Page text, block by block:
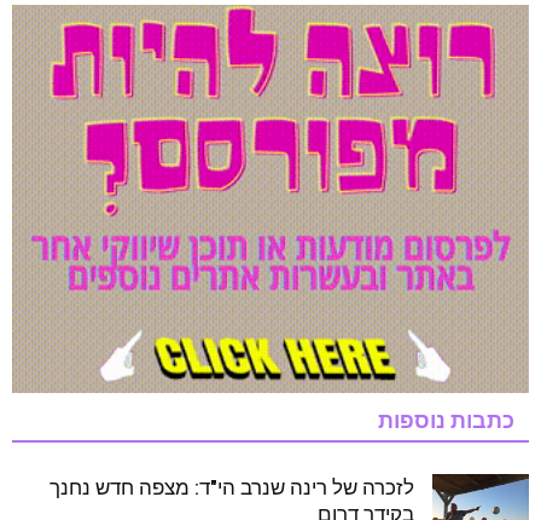
כתבות נוספות
לזכרה של רינה שנרב הי"ד: מצפה חדש נחנך
בקידר דרום